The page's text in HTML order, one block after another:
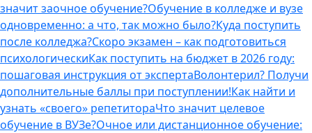
значит заочное обучение?Обучение в колледже и вузе
одновременно: а что, так можно было?Куда поступить
после колледжа?Скоро экзамен – как подготовиться
психологическиКак поступить на бюджет в 2026 году:
пошаговая инструкция от экспертаВолонтерил? Получи
дополнительные баллы при поступлении!Как найти и
узнать «своего» репетитораЧто значит целевое
обучение в ВУЗе?Очное или дистанционное обучение: